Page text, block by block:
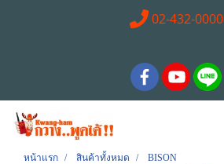
02-432-0000
หน้าแรก สินค้าทั้งหมด
BISON